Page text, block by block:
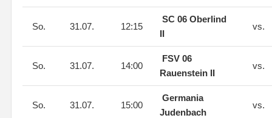
So. 31.07. 12:15
SC 06 Oberlind
II
vs.
So. 31.07. 14:00
FSV 06
Rauenstein II
vs.
So. 31.07. 15:00
Germania
Judenbach
vs.